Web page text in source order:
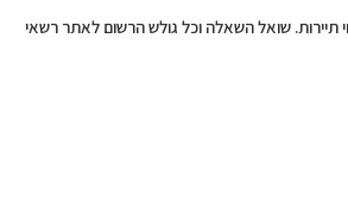
תיירות. שואל השאלה וכל גולש הרשום לאתר רשאי